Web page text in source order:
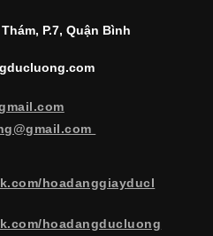
h
P.7, Quận Bình
hoadanggiayducl
hoadangducluong